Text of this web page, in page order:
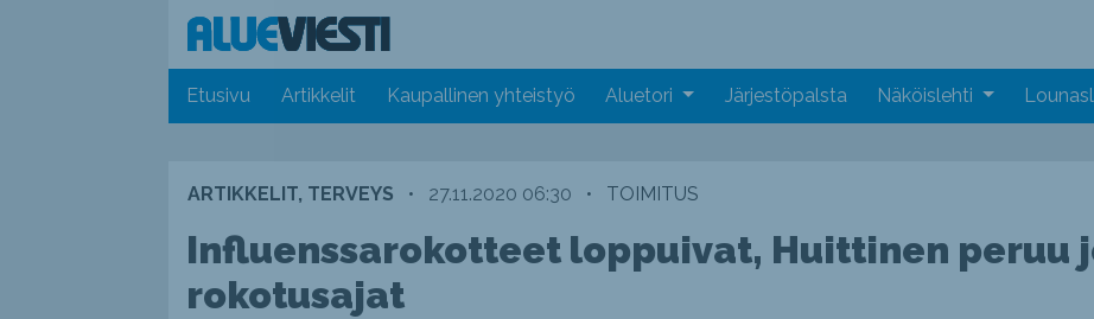
Etusivu Artikkelit Kaupallinen yhteistyö Aluetori Järjestöpalsta Näköislehti
ARTIKKELIT, TERVEYS • 27.11.2020 06:30 • TOIMITUS
Influenssarokotteet loppuivat, Huittinen peruu
rokotusajat